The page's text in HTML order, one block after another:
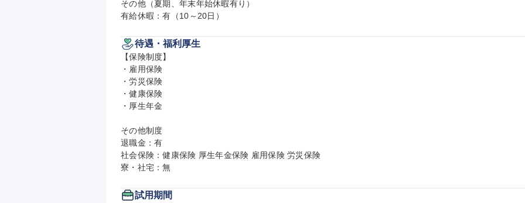
その他（夏期、年末年始休暇有り）
有給休暇：有（10～20日）
待遇・福利厚生
【保険制度】
・雇用保険
・労災保険
・健康保険
・厚生年金
その他制度
退職金：有
社会保険：健康保険 厚生年金保険 雇用保険 労災保険
寮・社宅：無
試用期間